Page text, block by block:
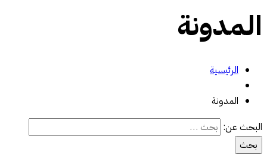
المدونة
الرئيسية
المدونة
البحث عن: